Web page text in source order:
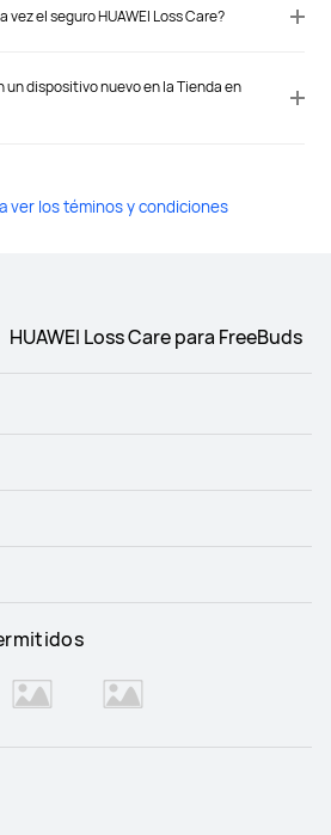
vez el seguro HUAWEI Loss Care?
un dispositivo nuevo en la Tienda en
ver los téminos y condiciones
HUAWEI Loss Care para FreeBuds